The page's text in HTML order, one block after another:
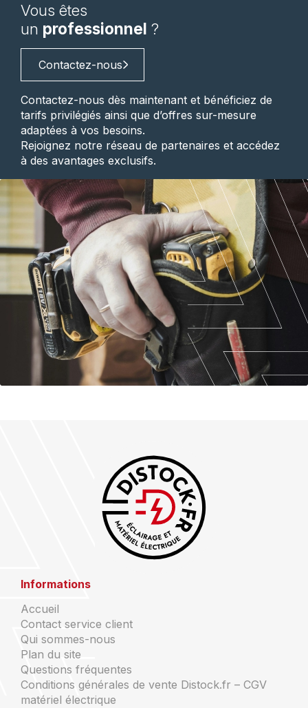
Vous êtes
un professionnel ?
Contactez-nous
Contactez-nous dès maintenant et bénéficiez de
tarifs privilégiés ainsi que d’offres sur-mesure
adaptées à vos besoins.
Rejoignez notre réseau de partenaires et accédez
à des avantages exclusifs.
Informations
Accueil
Contact service client
Qui sommes-nous
Plan du site
Questions fréquentes
Conditions générales de vente Distock.fr – CGV
matériel électrique